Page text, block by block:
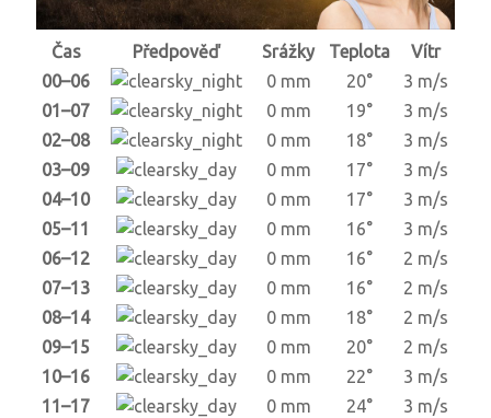
Čas Předpověď Srážky Teplota
Vítr
00–06
0 mm 20°
3 m/s
01–07
0 mm 19°
3 m/s
02–08
0 mm 18°
3 m/s
03–09
0 mm 17°
3 m/s
04–10
0 mm 17°
3 m/s
05–11
0 mm 16°
3 m/s
06–12
0 mm 16°
2 m/s
07–13
0 mm 16°
2 m/s
08–14
0 mm 18°
2 m/s
09–15
0 mm 20°
2 m/s
10–16
0 mm 22°
3 m/s
11–17
0 mm 24° 3 m/s